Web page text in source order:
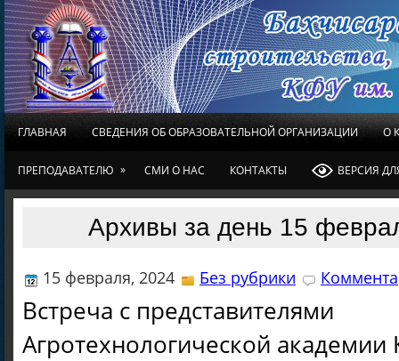
ГЛАВНАЯ СВЕДЕНИЯ ОБ ОБРАЗОВАТЕЛЬНОЙ ОРГАНИЗАЦИИ О
ПРЕПОДАВАТЕЛЮ » СМИ О НАС КОНТАКТЫ ВЕРСИЯ
Архивы за день 15
15 февраля, 2024 Без рубрики
Встреча с представителями
Агротехнологической